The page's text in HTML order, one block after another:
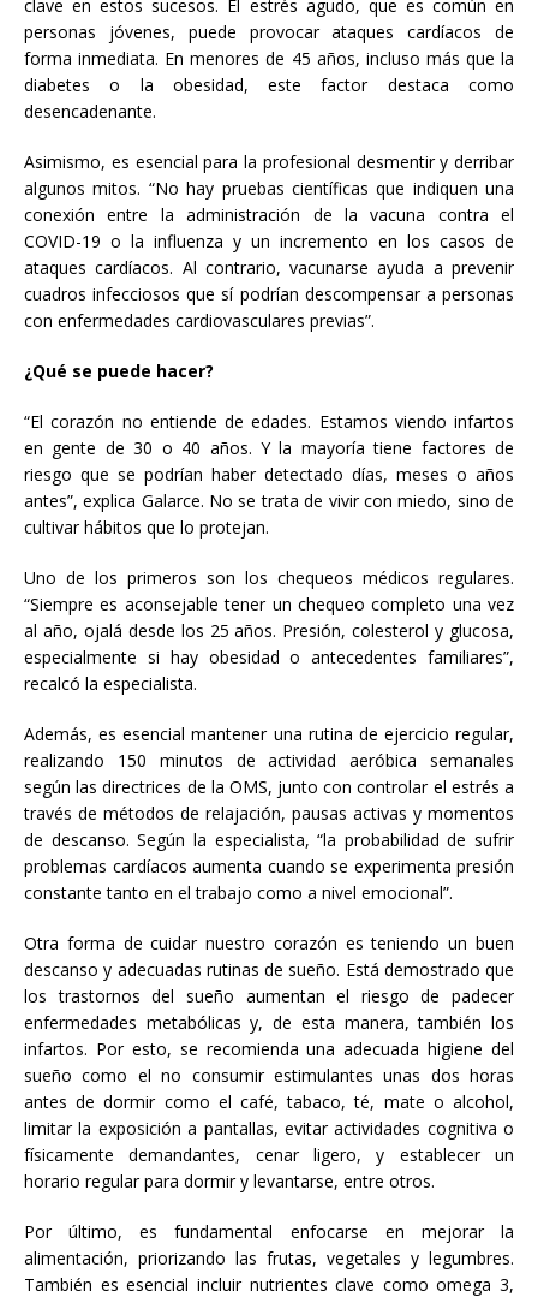
clave en estos sucesos. El estrés agudo, que es común en
personas jóvenes, puede provocar ataques cardíacos de
forma inmediata. En menores de 45 años, incluso más que la
diabetes o la obesidad, este factor destaca como
desencadenante.
Asimismo, es esencial para la profesional desmentir y derribar
algunos mitos. “No hay pruebas científicas que indiquen una
conexión entre la administración de la vacuna contra el
COVID-19 o la influenza y un incremento en los casos de
ataques cardíacos. Al contrario, vacunarse ayuda a prevenir
cuadros infecciosos que sí podrían descompensar a personas
con enfermedades cardiovasculares previas”.
¿Qué se puede hacer?
“El corazón no entiende de edades. Estamos viendo infartos
en gente de 30 o 40 años. Y la mayoría tiene factores de
riesgo que se podrían haber detectado días, meses o años
antes”, explica Galarce. No se trata de vivir con miedo, sino de
cultivar hábitos que lo protejan.
Uno de los primeros son los chequeos médicos regulares.
“Siempre es aconsejable tener un chequeo completo una vez
al año, ojalá desde los 25 años. Presión, colesterol y glucosa,
especialmente si hay obesidad o antecedentes familiares”,
recalcó la especialista.
Además, es esencial mantener una rutina de ejercicio regular,
realizando 150 minutos de actividad aeróbica semanales
según las directrices de la OMS, junto con controlar el estrés a
través de métodos de relajación, pausas activas y momentos
de descanso. Según la especialista, “la probabilidad de sufrir
problemas cardíacos aumenta cuando se experimenta presión
constante tanto en el trabajo como a nivel emocional”.
Otra forma de cuidar nuestro corazón es teniendo un buen
descanso y adecuadas rutinas de sueño. Está demostrado que
los trastornos del sueño aumentan el riesgo de padecer
enfermedades metabólicas y, de esta manera, también los
infartos. Por esto, se recomienda una adecuada higiene del
sueño como el no consumir estimulantes unas dos horas
antes de dormir como el café, tabaco, té, mate o alcohol,
limitar la exposición a pantallas, evitar actividades cognitiva o
físicamente demandantes, cenar ligero, y establecer un
horario regular para dormir y levantarse, entre otros.
Por último, es fundamental enfocarse en mejorar la
alimentación, priorizando las frutas, vegetales y legumbres.
También es esencial incluir nutrientes clave como omega 3,